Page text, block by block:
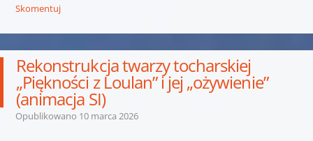
Skomentuj
Rekonstrukcja twarzy tocharskiej
„Piękności z Loulan” i jej „ożywienie”
(animacja SI)
Opublikowano 10 marca 2026